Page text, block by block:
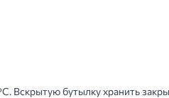
Вскрытую бутылку хранить